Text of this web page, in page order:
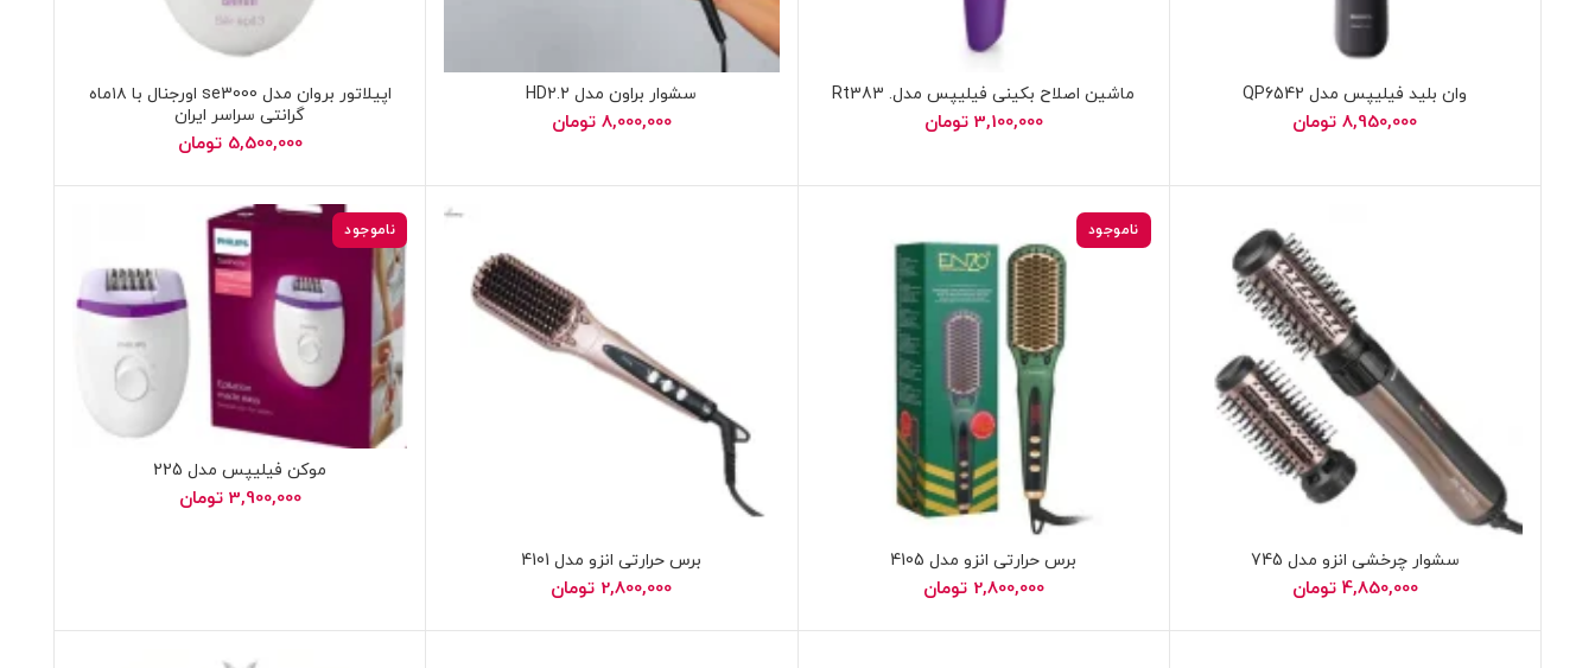
وان بلید فیلیپس مدل QP6542
8,950,000 تومان
ماشین اصلاح بکینی فیلیپس مدل. Rt383
3,100,000 تومان
سشوار براون مدل HD2.2
8,000,000 تومان
اپیلاتور بروان مدل se3000 اورجنال با ۱۸ماه
گرانتی سراسر ایران
5,500,000 تومان
سشوار چرخشی انزو مدل 745
4,850,000 تومان
ناموجود
برس حرارتی انزو مدل 4105
2,800,000 تومان
برس حرارتی انزو مدل 4101
2,800,000 تومان
ناموجود
موکن فیلیپس مدل 225
3,900,000 تومان